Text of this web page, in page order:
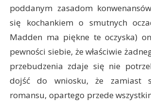
poddanym zasadom
się kochankiem o smutnych
Madden ma piękne te oczyska)
pewności siebie, że właściwie
przebudzenia zdaje się nie
dojść do wniosku, że zamiast
romansu, opartego przede